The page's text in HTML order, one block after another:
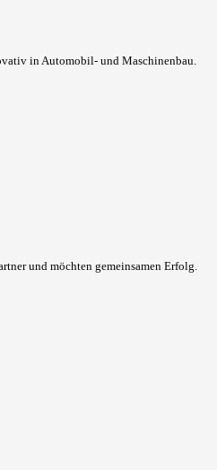
in Automobil- und Maschinenbau.
und möchten gemeinsamen Erfolg.